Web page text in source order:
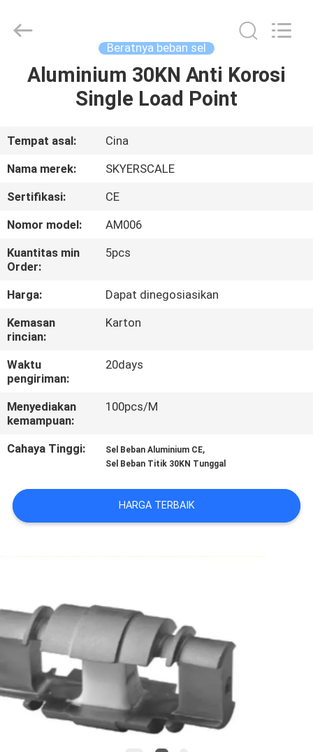
RUMAH
VIDEO
TENTANG
KAMI
TUR
PABRIK
KONTROL
KUALITAS
BERITA
KASUS-
MINTA
PRIVACY
POLICY
Co.,Limited.
Beratnya beban sel
Aluminium 30KN Anti Korosi
Single Load Point
Tempat asal:
Cina
Nama merek:
SKYERSCALE
Sertifikasi:
CE
Nomor model:
AM006
Kuantitas min
Order:
5pcs
Harga:
Dapat dinegosiasikan
Kemasan
rincian:
Karton
Waktu
pengiriman:
20days
Menyediakan
kemampuan:
100pcs/M
Cahaya Tinggi: Sel Beban Aluminium CE,
Sel Beban Titik 30KN Tunggal
HARGA TERBAIK